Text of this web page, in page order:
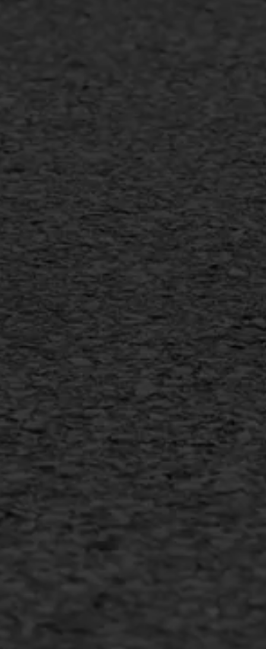
Gietasfalt reparatie
Scheurreparatie
Flexigoot
Vertical seal
Vlakslijpen
Vorstschade
AWS ASFALTWERKEN
+31 493 842 840
info@asfaltwerken.nl
MEER INFORMATIE
Inschrijven nieuwsbrief
Duurzaam ondernemen